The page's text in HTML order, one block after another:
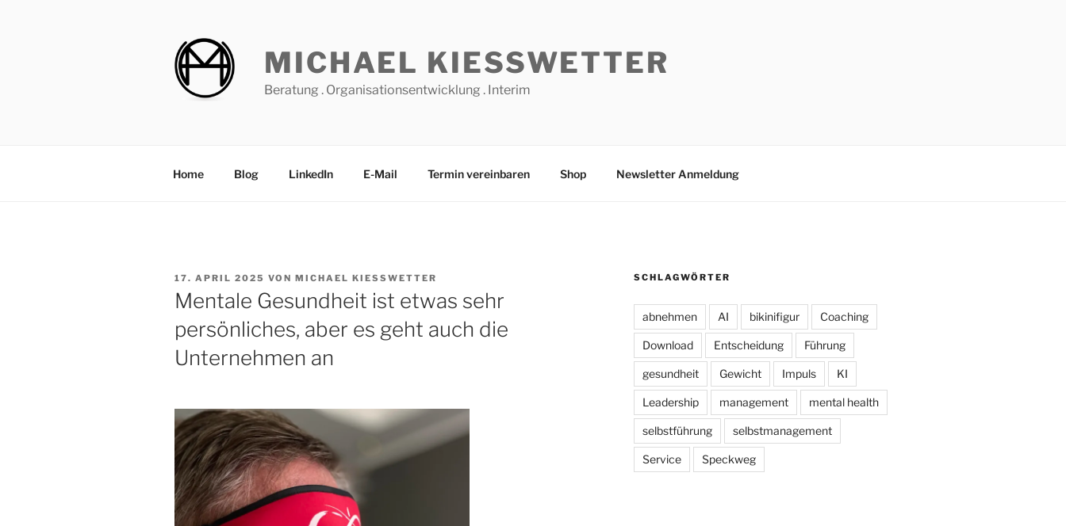
MICHAEL KIESSWETTER
Beratung . Organisationsentwicklung . Interim
Home Blog LinkedIn E-Mail Termin vereinbaren Shop Newsletter Anmeldung
VERÖFFENTLICHT
AM
17. APRIL 2025 VON MICHAEL KIESSWETTER
Mentale Gesundheit ist etwas sehr
persönliches, aber es geht auch die
Unternehmen an
SCHLAGWÖRTER
abnehmen AI bikinifigur Coaching
Download Entscheidung Führung
gesundheit Gewicht Impuls KI
Leadership management mental health
selbstführung selbstmanagement
Service Speckweg